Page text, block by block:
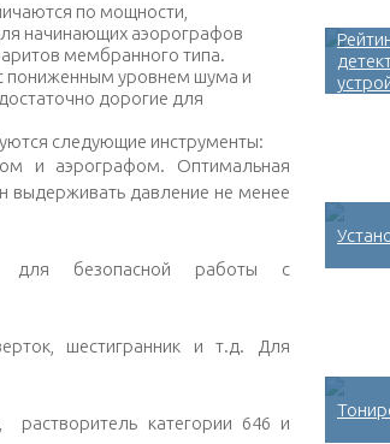
по мощности,
начинающих аэорографов
мембранного типа.
пониженным уровнем шума и
дорогие для
следующие инструменты:
и аэрографом. Оптимальная
выдерживать давление не менее
для безопасной работы с
шестигранник и т.д. Для
растворитель категории 646 и